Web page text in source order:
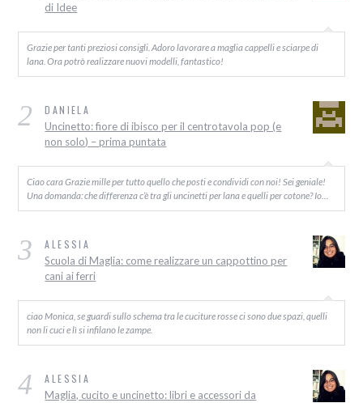
di Idee
Grazie per tanti preziosi consigli. Adoro lavorare a maglia cappelli e sciarpe di
lana. Ora potrò realizzare nuovi modelli, fantastico!
2 DANIELA
Uncinetto: fiore di ibisco per il centrotavola pop (e
non solo) – prima puntata
Ciao cara Grazie mille per tutto quello che posti e condividi con noi! Sei geniale!
Una domanda: che differenza c’è tra gli uncinetti per lana e quelli per cotone? Io…
3 ALESSIA
Scuola di Maglia: come realizzare un cappottino per
cani ai ferri
ciao Monica, se guardi sullo schema tra le cuciture rosse ci sono due spazi, quelli
non li cuci e lì si infilano le zampe.
4 ALESSIA
Maglia, cucito e uncinetto: libri e accessori da